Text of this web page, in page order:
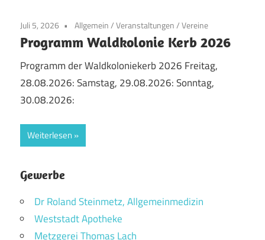
Juli 5, 2026 Allgemein/Veranstaltungen/Vereine
Programm Waldkolonie Kerb 2026
Programm der Waldkoloniekerb 2026 Freitag,
28.08.2026: Samstag, 29.08.2026: Sonntag,
30.08.2026:
Weiterlesen
Gewerbe
Dr Roland Steinmetz, Allgemeinmedizin
Weststadt Apotheke
Metzgerei Thomas Lach